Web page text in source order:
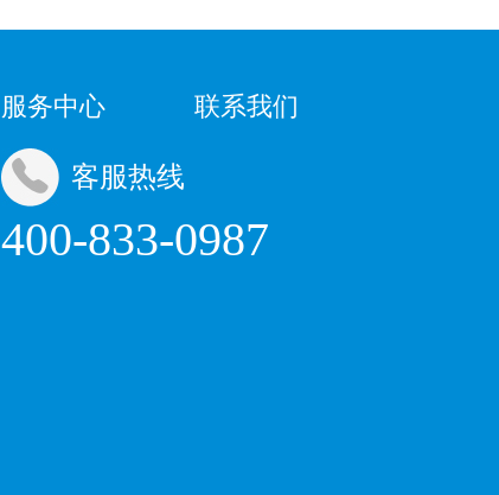
服务中心 联系我们
客服热线
400-833-0987